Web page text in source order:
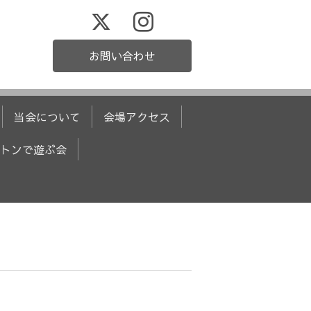
お問い合わせ
当会について 会場アクセス
ンで遊ぶ会